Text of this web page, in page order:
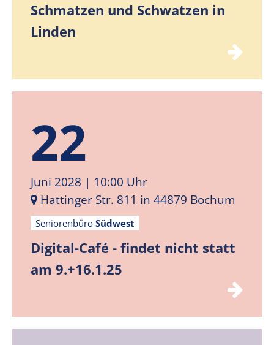
Schmatzen und Schwatzen in
Linden
22
Juni 2028 | 10:00 Uhr
Hattinger Str. 811 in 44879 Bochum
Seniorenbüro Südwest
Digital-Café - findet nicht statt
am 9.+16.1.25